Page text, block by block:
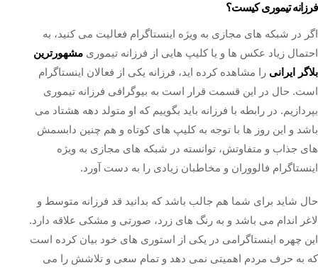
فرزانه تیموری کیست؟
اگر در شبکه های مجازی به ویژه اینستاگرام فعالیت می کنید، به
احتمال زیاد عکس ها و یا کلیپ هایی از فرزانه تیموری مشهورترین
بلاگر ایرانی را مشاهده کرده اید، فرزانه یکی از فعالان اینستاگرام
است. حال در این قسمت قرار است به بیوگرافی فرزانه تیموری
بپردازیم. در رابطه با فرزانه باید بگوییم که او متولد دهه هشتاد می
باشد و این روز ها با توجه به کلیپ های کوتاه و هم چنین دابسمش
های جذاب و متفاوتش، توانسته در شبکه های مجازی به ویژه
اینستاگرام فالووران و مخاطبان زیادی را به دست آورد.
حال شاید برای شما هم جالب باشد که بدانید قد فرزانه متوسط و
لاغر اندام می باشد و به رنگ های زرد، صورتی و مشکی علاقه دارد.
این چهره اینستاگرامی در یکی از استوری های خود بیان کرده است
که به حرف مردم اهمیتی نمی‌ دهد و تمام سعی و تلاشش را می